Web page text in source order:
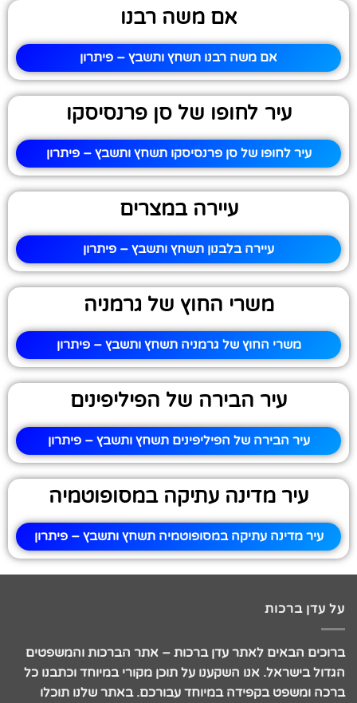
אם משה רבנו
אם משה רבנו תשחץ ותשבץ – פיתרון
עיר לחופו של סן פרנסיסקו
עיר לחופו של סן פרנסיסקו תשחץ ותשבץ – פיתרון
עיירה במצרים
עיירה בלבנון תשחץ ותשבץ – פיתרון
משרי החוץ של גרמניה
משרי החוץ של גרמניה תשחץ ותשבץ – פיתרון
עיר הבירה של הפיליפינים
עיר הבירה של הפיליפינים תשחץ ותשבץ – פיתרון
עיר מדינה עתיקה במסופוטמיה
עיר מדינה עתיקה במסופוטמיה תשחץ ותשבץ – פיתרון
על עדן ברכות
ברוכים הבאים לאתר עדן ברכות – אתר הברכות והמשפטים
הגדול בישראל. אנו השקענו על תוכן מקורי במיוחד וכתבנו כל
ברכה ומשפט בקפידה במיוחד עבורכם. באתר שלנו תוכלו